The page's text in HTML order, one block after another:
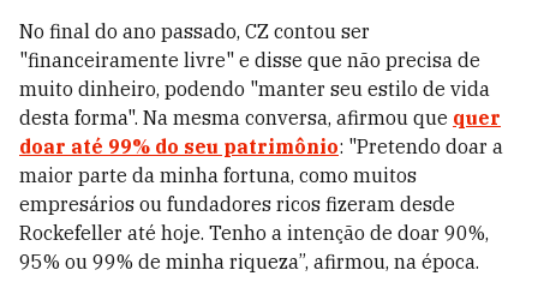
No final do ano passado, CZ contou ser
"financeiramente livre" e disse que não precisa de
muito dinheiro, podendo "manter seu estilo de vida
desta forma". Na mesma conversa, afirmou que quer
doar até 99% do seu patrimônio: "Pretendo doar a
maior parte da minha fortuna, como muitos
empresários ou fundadores ricos fizeram desde
Rockefeller até hoje. Tenho a intenção de doar 90%,
95% ou 99% de minha riqueza”, afirmou, na época.